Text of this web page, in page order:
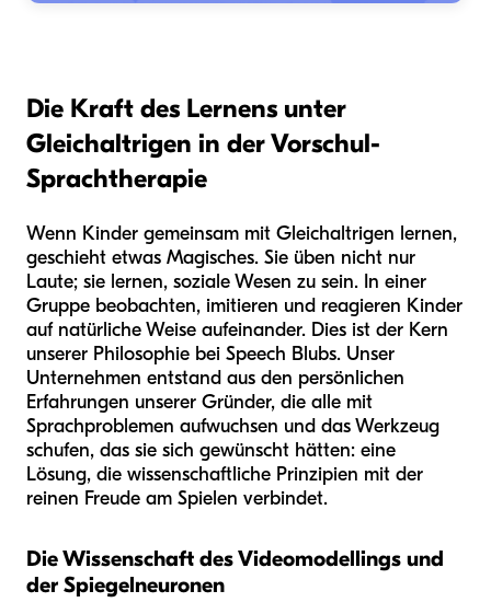
Die Kraft des Lernens unter
Gleichaltrigen in der Vorschul-
Sprachtherapie
Wenn Kinder gemeinsam mit Gleichaltrigen lernen,
geschieht etwas Magisches. Sie üben nicht nur
Laute; sie lernen, soziale Wesen zu sein. In einer
Gruppe beobachten, imitieren und reagieren Kinder
auf natürliche Weise aufeinander. Dies ist der Kern
unserer Philosophie bei Speech Blubs. Unser
Unternehmen entstand aus den persönlichen
Erfahrungen unserer Gründer, die alle mit
Sprachproblemen aufwuchsen und das Werkzeug
schufen, das sie sich gewünscht hätten: eine
Lösung, die wissenschaftliche Prinzipien mit der
reinen Freude am Spielen verbindet.
Die Wissenschaft des Videomodellings und
der Spiegelneuronen